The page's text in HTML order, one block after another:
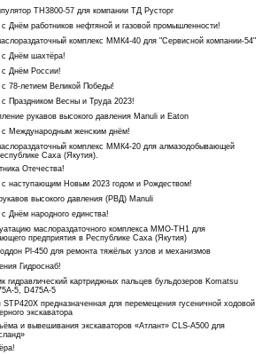
TH3800-57 для компании ТД Русторг
Днём работников нефтяной и газовой промышленности!
комплекс ММК4-40 для "Сервисной компании-54"
с Днём шахтёра!
с Днём России!
с 78-летием Великой Победы!
с Праздником Весны и Труда 2023!
рукавов высокого давления Manuli и Eaton
с Международным женским днём!
комплекс ММК4-20 для алмазодобывающей
Саха (Якутия).
Отечества!
с наступающим Новым 2023 годом и Рождеством!
высокого давления (РВД) Manuli
Днём народного единства!
маслораздаточного комплекса MMO-TH1 для
предприятия в Республике Саха (Якутия)
Pl-450 для ремонта тяжёлых узлов и механизмов
Гидроснаб!
гидравлический картриджных пальцев бульдозеров Komatsu
5, D475A-5
STP420X предназначенная для перемещения гусеничной ходовой
экскаватора
и вывешивания экскаваторов «Атлант» CLS-А500 для